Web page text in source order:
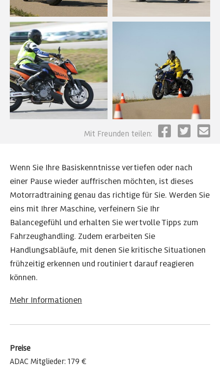
Mit Freunden teilen:
Wenn Sie Ihre Basiskenntnisse vertiefen oder nach
einer Pause wieder auffrischen möchten, ist dieses
Motorradtraining genau das richtige für Sie. Werden Sie
eins mit Ihrer Maschine, verfeinern Sie Ihr
Balancegefühl und erhalten Sie wertvolle Tipps zum
Fahrzeughandling. Zudem erarbeiten Sie
Handlungsabläufe, mit denen Sie kritische Situationen
frühzeitig erkennen und routiniert darauf reagieren
können.
Mehr Informationen
Preise
ADAC Mitglieder: 179 €